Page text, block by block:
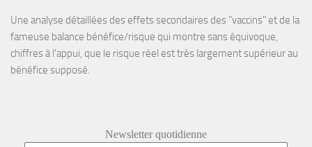
Une analyse détaillées des effets secondaires des "vaccins" et de la
fameuse balance bénéfice/risque qui montre sans équivoque,
chiffres à l'appui, que le risque réel est très largement supérieur au
bénéfice supposé.
Newsletter quotidienne